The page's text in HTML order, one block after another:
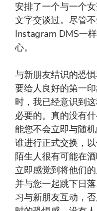
安排了一个与一个
文字交谈过。尽管
Instagram DMS一
心。
与新朋友结识的恐
要给人良好的第一
时，我已经意识到
必要的。真的没有
能您不会立即与随
谁进行正式交换，
陌生人很有可能在
立即感觉到将他们
并与您一起跳下日
习与新朋友互动，